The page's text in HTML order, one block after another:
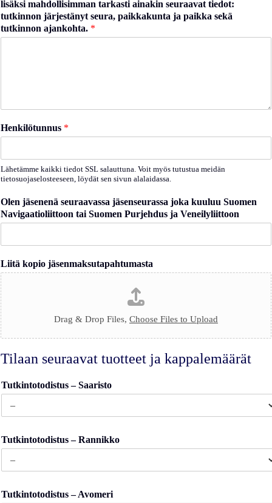
lisäksi mahdollisimman tarkasti ainakin seuraavat tiedot:
tutkinnon järjestänyt seura, paikkakunta ja paikka sekä
tutkinnon ajankohta. *
Henkilötunnus *
Lähetämme kaikki tiedot SSL salauttuna. Voit myös tutustua meidän
tietosuojaselosteeseen, löydät sen sivun alalaidassa.
Olen jäsenenä seuraavassa jäsenseurassa joka kuuluu Suomen
Navigaatioliittoon tai Suomen Purjehdus ja Veneilyliittoon
Liitä kopio jäsenmaksutapahtumasta
Drag & Drop Files, Choose Files to Upload
Tilaan seuraavat tuotteet ja kappalemäärät
Tutkintotodistus – Saaristo
Tutkintotodistus – Rannikko
Tutkintotodistus – Avomeri